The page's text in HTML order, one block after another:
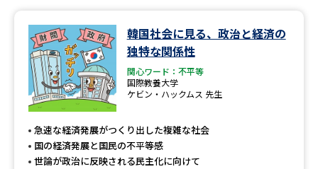
お支払いサイト
個人情報取扱規定
特定商取引表記
テレメール進学カタログ
訂正のご案内
韓国社会に見る、政治と経済の
独特な関係性
関心ワード：不平等
国際教養大学
ケビン・ハックムス 先生
急速な経済発展がつくり出した複雑な社会
国の経済発展と国民の不平等感
世論が政治に反映される民主化に向けて